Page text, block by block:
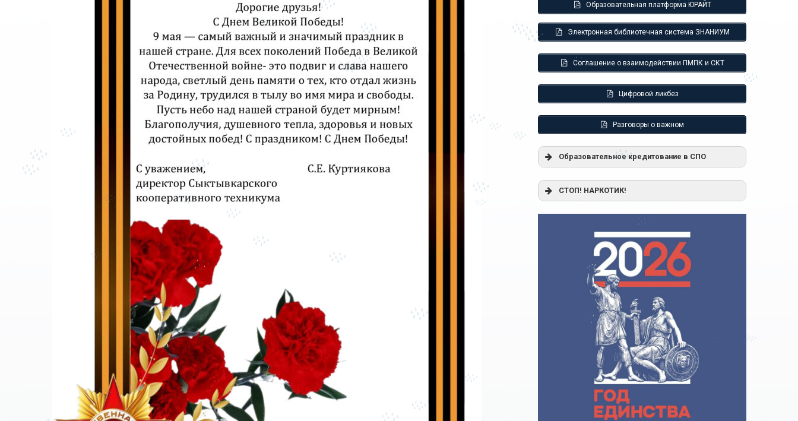
Образовательная платформа ЮРАЙТ
Электронная библиотечная система ЗНАНИУМ
Соглашение о взаимодействии ПМПК и СКТ
Цифровой ликбез
Разговоры о важном
Образовательное кредитование в СПО
Постановление Правительства РФ от
17.11.2025 г. № 1824 «О государственной
поддержке образовательного кредитования»
Распоряжение Правительства РФ от 17.11.2025
г. № 3326-р
Образовательное кредитование: пособие для
студентов СПО
Кредит на образование с господдержкой
Причины для изменения условий по
образовательному кредиту
СТОП! НАРКОТИК!
Помощь родителям
Сделай правильный выбор